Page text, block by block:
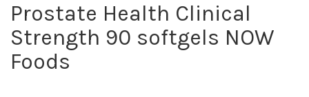
Prostate Health Clinical
Strength 90 softgels NOW
Foods